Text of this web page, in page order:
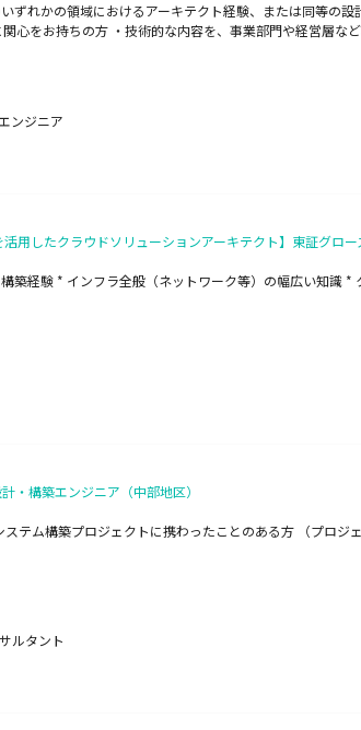
ずれかの領域におけるアーキテクト経験、または同等
心をお持ちの方 ・技術的な内容を、事業部門や経営層
ンジニア
活用したクラウドソリューションアーキテクト】東証グ
築経験 * インフラ全般（ネットワーク等）の幅広い知識
・構築エンジニア（中部地区）
テム構築プロジェクトに携わったことのある方 （プロ
ルタント